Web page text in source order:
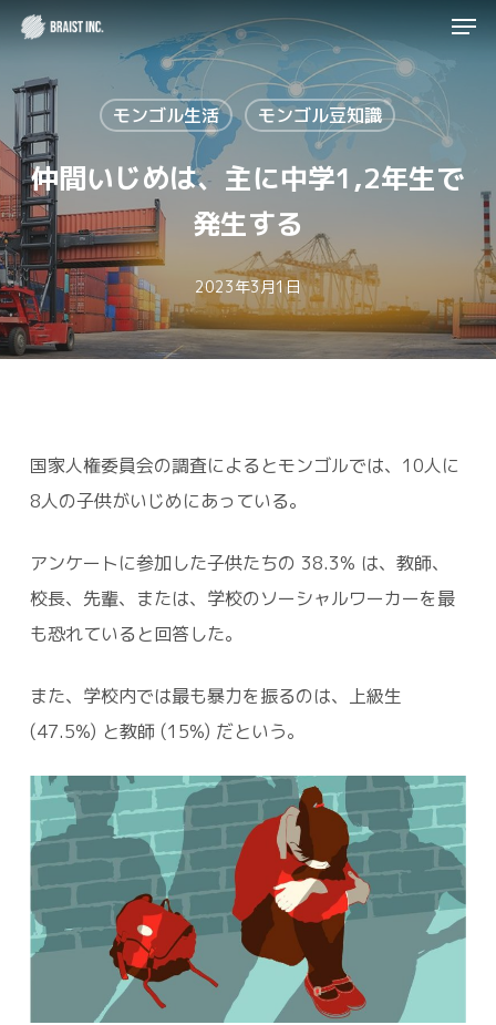
Skip
main
content
モンゴル生活 モンゴル豆知識
仲間いじめは、主に中学1,2年生で
発生する
2023年3月1日
国家人権委員会の調査によるとモンゴルでは、10人に
8人の子供がいじめにあっている。
アンケートに参加した子供たちの 38.3% は、教師、
校長、先輩、または、学校のソーシャルワーカーを最
も恐れていると回答した。
また、学校内では最も暴力を振るのは、上級生
(47.5%) と教師 (15%) だという。
Menu